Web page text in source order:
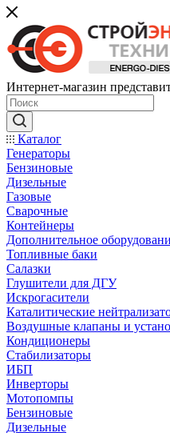
Интернет-магазин
Каталог
Генераторы
Бензиновые
Дизельные
Газовые
Сварочные
Контейнеры
Дополнительное
Топливные баки
Салазки
Глушители для ДГУ
Искрогасители
Каталитические
Воздушные клапаны и
Кондиционеры
Стабилизаторы
ИБП
Инверторы
Мотопомпы
Бензиновые
Дизельные